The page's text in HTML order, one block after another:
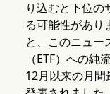
り込むと下位の
る可能性があり
と、このニュー
（ETF）への
12月以来の月